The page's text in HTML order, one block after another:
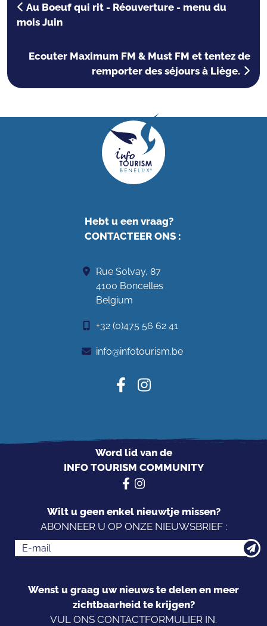
Au Boeuf qui rit - Réouverture - menu du
mois Juin
Ecouter Maximum FM & Must FM et tentez de
remporter des séjours à Liège.
Hebt u een vraag?
CONTACTEER ONS:
Rue Solvay, 87
4100 Boncelles
Belgium
+32 (0)475 56 62 41
info@infotourism.be
Word lid van de
INFO TOURISM COMMUNITY
Wilt u geen enkel nieuwtje missen?
ABONNEER U OP ONZE NIEUWSBRIEF :
Wenst u graag uw nieuws te delen en meer
zichtbaarheid te krijgen?
VUL ONS CONTACTFORMULIER IN.